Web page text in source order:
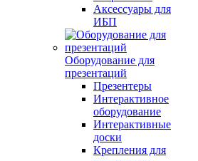
Аксессуары для
ИБП
Оборудование для
презентаций
Презентеры
Интерактивное
оборудование
Интерактивные
доски
Крепления для